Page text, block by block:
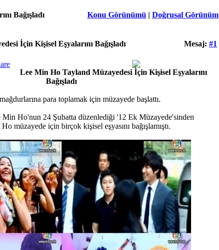
Konu Görünümü | Doğrusal Görünüm
Bağışladı
Mesaj: #1
İçin Kişisel Eşyalarını Bağışladı
Lee Min Ho Tayland Müzayedesi İçin Kişisel Eşyalarını
Bağışladı
para toplamak için müzayede başlattı.
Min Ho'nun 24 Şubatta düzenlediği '12 Ek Müzayede'sinden
müzayede için birçok kişisel eşyasını bağışlamıştı.